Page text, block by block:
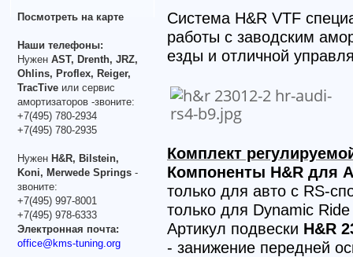
Посмотреть на карте
Наши телефоны:
Нужен AST, Drenth, JRZ,
Ohlins, Proflex, Reiger,
TracTive или сервис
амортизаторов -звоните:
+7(495) 780-2934
+7(495) 780-2935
Нужен H&R, Bilstein,
Koni, Merwede Springs -
звоните:
+7(495) 997-8001
+7(495) 978-6333
Электронная почта:
office@kms-tuning.org
Система H&R VTF
работы с заводским
езды и отличной
Комплект
Компоненты H&R для
только для авто с RS-
только для Dynamic
Артикул подвески H&R
- занижение передней